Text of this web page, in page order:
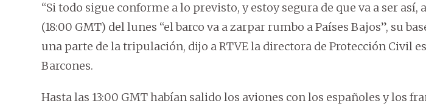
“Si todo sigue conforme a lo previsto, y estoy segura de que va a ser así,
(18:00 GMT) del lunes “el barco va a zarpar rumbo a Países Bajos”, su
una parte de la tripulación, dijo a RTVE la directora de Protección Civil
Barcones.
Hasta las 13:00 GMT habían salido los aviones con los españoles y los